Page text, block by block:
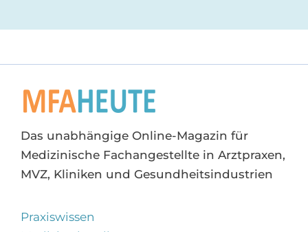
Das unabhängige Online-Magazin für
Medizinische Fachangestellte in Arztpraxen,
MVZ, Kliniken und Gesundheitsindustrien
Praxiswissen